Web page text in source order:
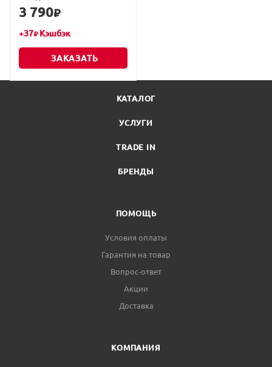
3 790₽
+37₽Кэшбэк
ЗАКАЗАТЬ
КАТАЛОГ
УСЛУГИ
TRADE IN
БРЕНДЫ
ПОМОЩЬ
Условия оплаты
Гарантия на товар
Вопрос-ответ
Акции
Доставка
КОМПАНИЯ